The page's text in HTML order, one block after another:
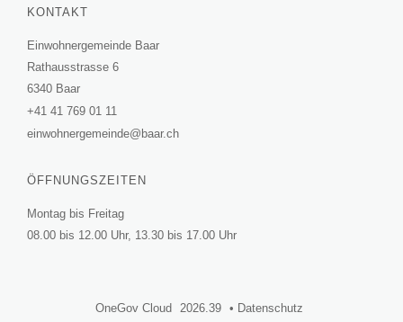
KONTAKT
Einwohnergemeinde Baar
Rathausstrasse 6
6340 Baar
+41 41 769 01 11
einwohnergemeinde@baar.ch
ÖFFNUNGSZEITEN
Montag bis Freitag
08.00 bis 12.00 Uhr, 13.30 bis 17.00 Uhr
OneGov Cloud (External
2026.39 (External
Datenschutz